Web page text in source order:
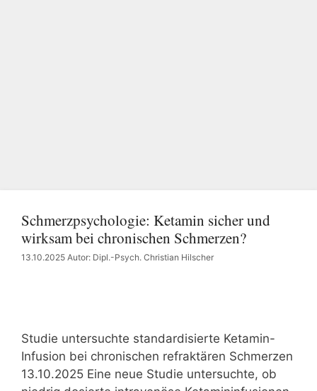
Schmerzpsychologie: Ketamin sicher und
wirksam bei chronischen Schmerzen?
13.10.2025 Autor: Dipl.-Psych. Christian Hilscher
Studie untersuchte standardisierte Ketamin-
Infusion bei chronischen refraktären Schmerzen
13.10.2025 Eine neue Studie untersuchte, ob